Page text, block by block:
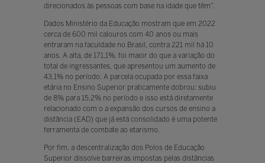
direcionados às pessoas com base na idade que têm”.
Dados Ministério da Educação mostram que em 2022
cerca de 600 mil calouros com 40 anos ou mais
entraram na faculdade no Brasil, contra 221 mil há 10
anos. A alta, de 171,1%, foi maior do que a variação do
total de ingressantes, que apresentou um aumento de
43,1% no período. A parcela ocupada por essa faixa
etária no Ensino Superior praticamente dobrou: subiu
de 8% para 15,2% no período e isso está diretamente
relacionado com o a expansão dos cursos de ensino a
distância (EAD) que já está consolidado é uma potente
ferramenta de combate ao etarismo.
Por fim, a descentralização dos Polos de Educação
Superior dissolve barreiras impostas pelas distâncias